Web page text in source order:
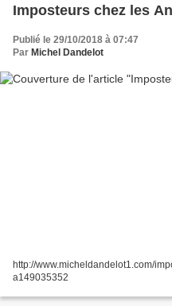
Imposteurs chez les
Publié le 29/10/2018 à 07:47
Par Michel Dandelot
http://www.micheldandelot1.com/
a149035352